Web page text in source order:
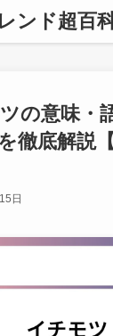
ンド超百
の意味・
徹底解説
日